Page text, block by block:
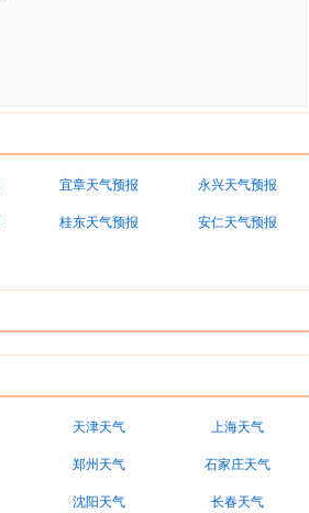
宜章天气预报 永兴天气预报
桂东天气预报 安仁天气预报
天津天气 上海天气
郑州天气 石家庄天气
沈阳天气 长春天气